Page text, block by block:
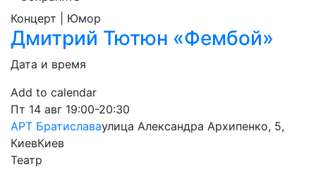
Концерт | Юмор
Дмитрий Тютюн «Фембой»
Дата и время
Add to calendar
Пт 14 авг 19:00-20:30
АРТ Братиславаулица Александра Архипенко, 5,
КиевКиев
Театр